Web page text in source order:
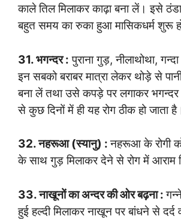
काले तिल मिलाकर काढ़ा बना लें। इसे
बहुत समय का रुका हुआ मासिकधर्म शुरू
31. भगन्दर : पुराना गुड़, नीलाथोथा,
इन सबको बराबर मात्रा लेकर थोड़े से
बना लें तथा उसे कपड़े पर लगाकर
से कुछ दिनों में ही यह रोग ठीक हो जाता
32. नहरूआ (स्यानु) :नहरूआ के रोगी
के साथ गुड़ मिलाकर देने से रोग में आराम
33. नाखूनों का अन्दर की ओर बढ़ना :
हुई हल्दी मिलाकर नाखून पर बांधने से